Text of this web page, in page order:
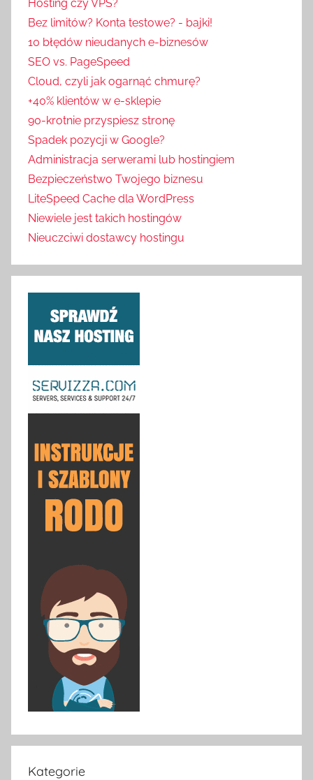
Hosting czy VPS?
Bez limitów? Konta testowe? - bajki!
10 błędów nieudanych e-biznesów
SEO vs. PageSpeed
Cloud, czyli jak ogarnąć chmurę?
+40% klientów w e-sklepie
90-krotnie przyspiesz stronę
Spadek pozycji w Google?
Administracja serwerami lub hostingiem
Bezpieczeństwo Twojego biznesu
LiteSpeed Cache dla WordPress
Niewiele jest takich hostingów
Nieuczciwi dostawcy hostingu
Kategorie